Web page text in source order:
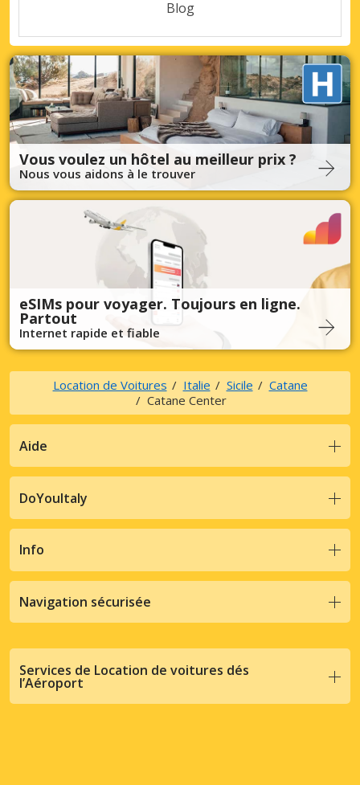
Blog
Vous voulez un hôtel au meilleur prix ?
Nous vous aidons à le trouver
eSIMs pour voyager. Toujours en ligne.
Partout
Internet rapide et fiable
Location de Voitures Italie Sicile
Catane
Catane Center
Aide
DoYouItaly
Info
Navigation sécurisée
Services de Location de voitures dés
l’Aéroport